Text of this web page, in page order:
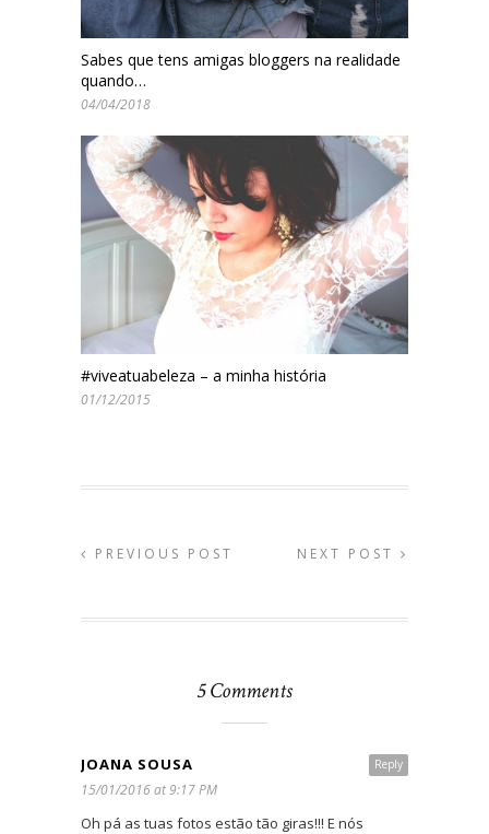
Sabes que tens amigas bloggers na realidade
quando…
04/04/2018
#viveatuabeleza – a minha história
01/12/2015
PREVIOUS POST NEXT POST
5 Comments
Reply
JOANA SOUSA
15/01/2016 at 9:17 PM
Oh pá as tuas fotos estão tão giras!!! E nós